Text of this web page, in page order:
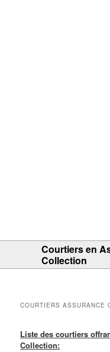
Courtiers en
Collection
COURTIERS ASSURANCE
Liste des courtiers
Collection: